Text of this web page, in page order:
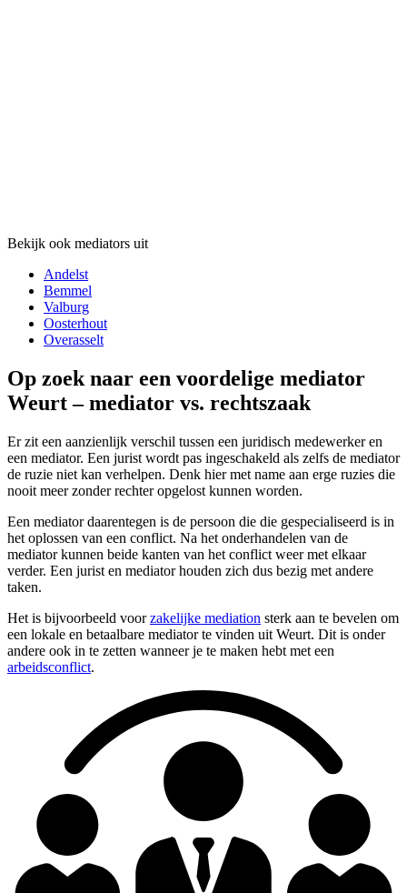
Bekijk ook mediators uit
Andelst
Bemmel
Valburg
Oosterhout
Overasselt
Op zoek naar een voordelige mediator
Weurt – mediator vs. rechtszaak
Er zit een aanzienlijk verschil tussen een juridisch medewerker en
een mediator. Een jurist wordt pas ingeschakeld als zelfs de mediator
de ruzie niet kan verhelpen. Denk hier met name aan erge ruzies die
nooit meer zonder rechter opgelost kunnen worden.
Een mediator daarentegen is de persoon die die gespecialiseerd is in
het oplossen van een conflict. Na het onderhandelen van de
mediator kunnen beide kanten van het conflict weer met elkaar
verder. Een jurist en mediator houden zich dus bezig met andere
taken.
Het is bijvoorbeeld voorzakelijke mediation sterk aan te bevelen om
een lokale en betaalbare mediator te vinden uit Weurt. Dit is onder
andere ook in te zetten wanneer je te maken hebt met een
arbeidsconflict.